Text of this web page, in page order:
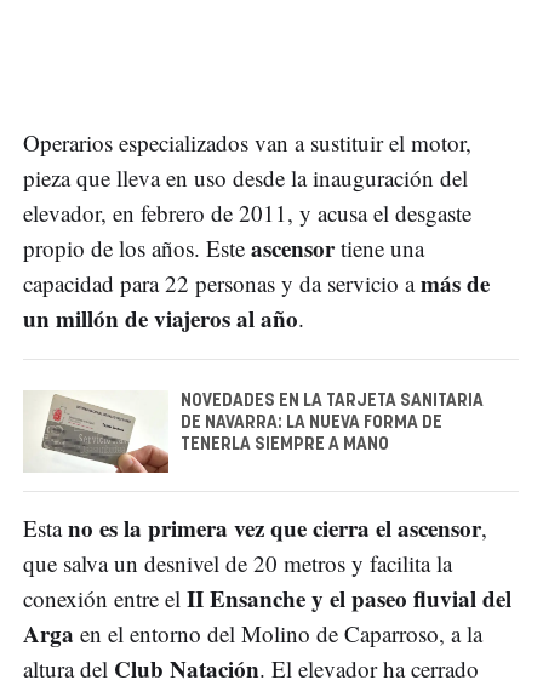
Operarios especializados van a sustituir el motor,
pieza que lleva en uso desde la inauguración del
elevador, en febrero de 2011, y acusa el desgaste
propio de los años. Este ascensortiene una
capacidad para 22 personas y da servicio amás de
un millón de viajeros al año.
NOVEDADES EN LA TARJETA SANITARIA
DE NAVARRA: LA NUEVA FORMA DE
TENERLA SIEMPRE A MANO
Estano es la primera vez que cierra el ascensor,
que salva un desnivel de 20 metros y facilita la
conexión entre el II Ensanche y el paseo fluvial del
Arga en el entorno del Molino de Caparroso, a la
altura del Club Natación. El elevador ha cerrado